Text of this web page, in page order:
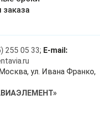
255 05 33; E-mail:
ул. Ивана Франко,